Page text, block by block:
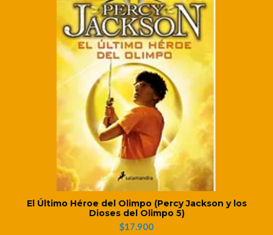
El Último Héroe del Olimpo (Percy Jackson y los
Dioses del Olimpo 5)
$17.900